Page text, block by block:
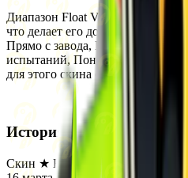
Диапазон Float Value для этого
что делает его доступным в
Прямо с завода, Немного
испытаний, Поношенное и
для этого скина отсутствует.
История
Скин ★ Bowie Knife | Ultraviolet